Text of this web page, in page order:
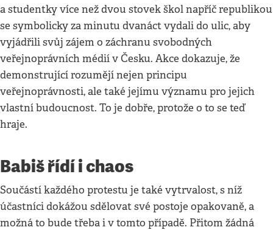
a studentky více než dvou stovek škol napříč republikou
se symbolicky za minutu dvanáct vydali do ulic, aby
vyjádřili svůj zájem o záchranu svobodných
veřejnoprávních médií v Česku. Akce dokazuje, že
demonstrující rozumějí nejen principu
veřejnoprávnosti, ale také jejímu významu pro jejich
vlastní budoucnost. To je dobře, protože o to se teď
hraje.
Babiš řídí i chaos
Součástí každého protestu je také vytrvalost, s níž
účastníci dokážou sdělovat své postoje opakovaně, a
možná to bude třeba i v tomto případě. Přitom žádná